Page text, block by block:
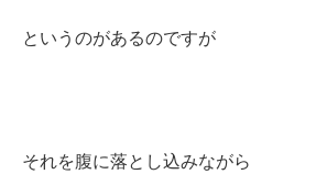
というのがあるのですが
それを腹に落とし込みながら